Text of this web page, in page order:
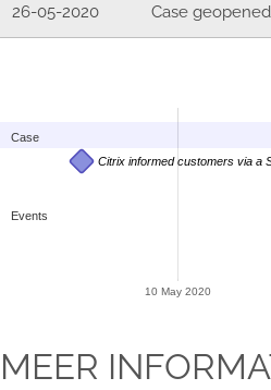
26-05-2020 Case geopened
10 May 2020
Citrix informed customers via a
Case
Events
MEER